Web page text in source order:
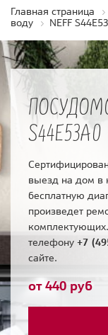
Главная страница
воду
NEFF
выезд на дом в
бесплатную
произведет
телефону +7
сайте.
от 440 руб